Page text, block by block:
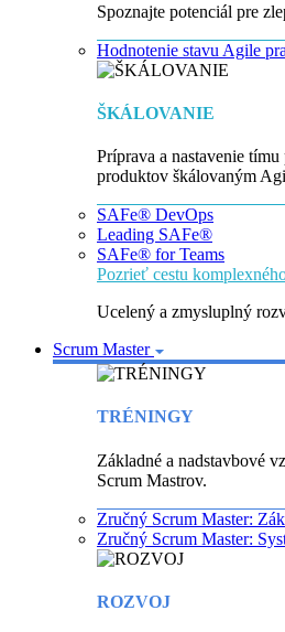
Spoznajte potenciál pre
Hodnotenie stavu Agile
ŠKÁLOVANIE
Príprava a nastavenie
produktov škálovaným
SAFe® DevOps
Leading SAFe®
SAFe® for Teams
Pozrieť cestu
Ucelený a zmysluplný
Scrum Master
TRÉNINGY
Základné a nadstavbové
Scrum Mastrov.
Zručný Scrum Master:
Zručný Scrum Master:
ROZVOJ